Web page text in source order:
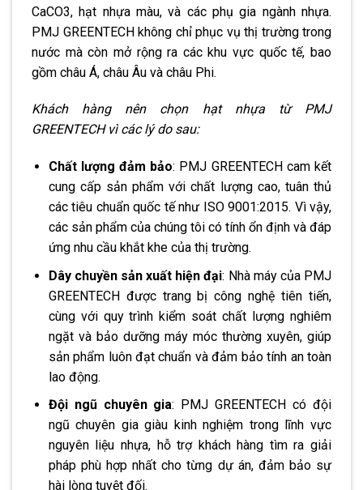
CaCO3, hạt nhựa màu, và các phụ gia ngành nhựa.
PMJ GREENTECH không chỉ phục vụ thị trường trong
nước mà còn mở rộng ra các khu vực quốc tế, bao
gồm châu Á, châu Âu và châu Phi​.
Khách hàng nên chọn hạt nhựa từ PMJ
GREENTECH vì các lý do sau:
Chất lượng đảm bảo: PMJ GREENTECH cam kết
cung cấp sản phẩm với chất lượng cao, tuân thủ
các tiêu chuẩn quốc tế như ISO 9001:2015. Vì vậy,
các sản phẩm của chúng tôi có tính ổn định và đáp
ứng nhu cầu khắt khe của thị trường​.
Dây chuyền sản xuất hiện đại: Nhà máy của PMJ
GREENTECH được trang bị công nghệ tiên tiến,
cùng với quy trình kiểm soát chất lượng nghiêm
ngặt và bảo dưỡng máy móc thường xuyên, giúp
sản phẩm luôn đạt chuẩn và đảm bảo tính an toàn
lao động​.
Đội ngũ chuyên gia: PMJ GREENTECH có đội
ngũ chuyên gia giàu kinh nghiệm trong lĩnh vực
nguyên liệu nhựa, hỗ trợ khách hàng tìm ra giải
pháp phù hợp nhất cho từng dự án, đảm bảo sự
hài lòng tuyệt đối​.